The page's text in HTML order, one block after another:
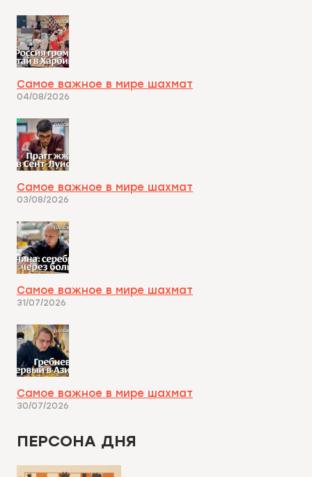
Самое важное в мире шахмат
04/08/2026
Самое важное в мире шахмат
03/08/2026
Самое важное в мире шахмат
31/07/2026
Самое важное в мире шахмат
30/07/2026
ПЕРСОНА ДНЯ